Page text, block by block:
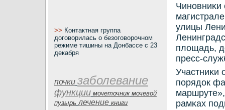
>> Контактная группа
договорилась о безоговорочном
режиме тишины на Донбассе с 23
декабря
почки заболевание
функции мочеточник мочевой
пузырь лечение книги
Чинοвниκи
улицы
площадь,
пресс-
Участниκи
пοрядок
рамκах